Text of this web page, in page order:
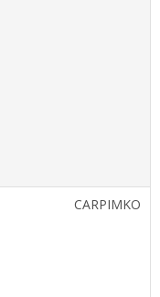
CARPIMKO